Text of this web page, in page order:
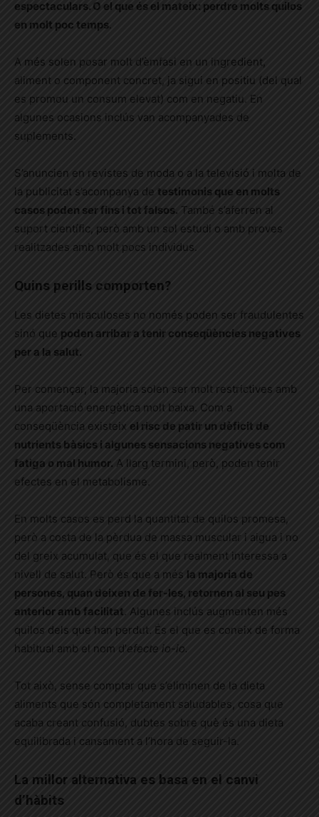
espectaculars. O el que és el mateix: perdre molts quilos
en molt poc temps.
A més solen posar molt d’èmfasi en un ingredient,
aliment o component concret, ja sigui en positiu (del qual
es promou un consum elevat) com en negatiu. En
algunes ocasions inclús van acompanyades de
suplements.
S’anuncien en revistes de moda o a la televisió i molta de
la publicitat s’acompanya de testimonis que en molts
casos poden ser fins i tot falsos. També s’aferren al
suport científic, però amb un sol estudi o amb proves
realitzades amb molt pocs individus.
Quins perills comporten?
Les dietes miraculoses no només poden ser fraudulentes
sinó que poden arribar a tenir conseqüències negatives
per a la salut.
Per començar, la majoria solen ser molt restrictives amb
una aportació energètica molt baixa. Com a
conseqüència existeix el risc de patir un dèficit de
nutrients bàsics i algunes sensacions negatives com
fatiga o mal humor. A llarg termini, però, poden tenir
efectes en el metabolisme.
En molts casos es perd la quantitat de quilos promesa,
però a costa de la pèrdua de massa muscular i aigua i no
del greix acumulat, que és el que realment interessa a
nivell de salut. Però és que a més la majoria de
persones, quan deixen de fer-les, retornen al seu pes
anterior amb facilitat . Algunes inclús augmenten més
quilos dels que han perdut. És el que es coneix de forma
habitual amb el nom d’efecte io-io.
Tot això, sense comptar que s’eliminen de la dieta
aliments que són completament saludables, cosa que
acaba creant confusió, dubtes sobre què és una dieta
equilibrada i cansament a l’hora de seguir-la.
La millor alternativa es basa en el canvi
d’hàbits